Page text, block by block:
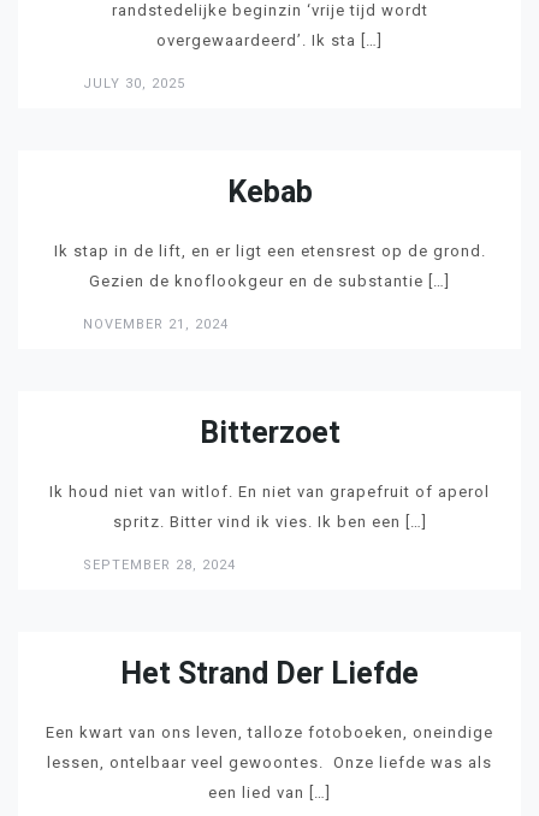
randstedelijke beginzin ‘vrije tijd wordt
overgewaardeerd’. Ik sta […]
JULY 30, 2025
Kebab
Ik stap in de lift, en er ligt een etensrest op de grond.
Gezien de knoflookgeur en de substantie […]
NOVEMBER 21, 2024
Bitterzoet
Ik houd niet van witlof. En niet van grapefruit of aperol
spritz. Bitter vind ik vies. Ik ben een […]
SEPTEMBER 28, 2024
Het Strand Der Liefde
Een kwart van ons leven, talloze fotoboeken, oneindige
lessen, ontelbaar veel gewoontes. Onze liefde was als
een lied van […]